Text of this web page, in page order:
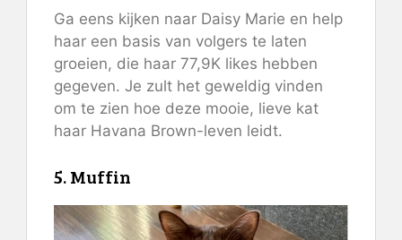
Ga eens kijken naar Daisy Marie en help
haar een basis van volgers te laten
groeien, die haar 77,9K likes hebben
gegeven. Je zult het geweldig vinden
om te zien hoe deze mooie, lieve kat
haar Havana Brown-leven leidt.
5. Muffin